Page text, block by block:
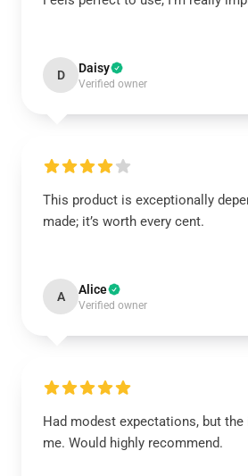
D Daisy
Verified owner
This product is exceptionally
made; it’s worth every cent.
A Alice
Verified owner
Had modest expectations, but
me. Would highly recommend.